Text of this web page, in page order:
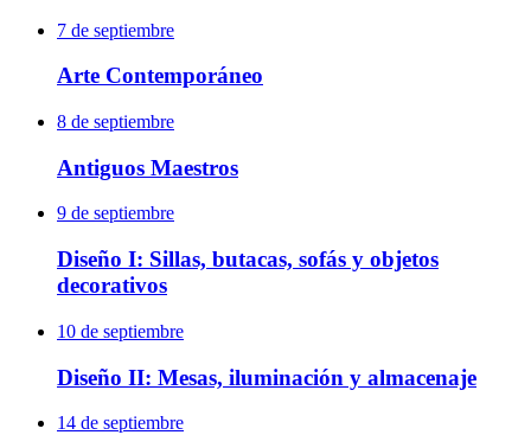
7 de septiembre
Arte Contemporáneo
8 de septiembre
Antiguos Maestros
9 de septiembre
Diseño I: Sillas, butacas, sofás y objetos
decorativos
10 de septiembre
Diseño II: Mesas, iluminación y almacenaje
14 de septiembre